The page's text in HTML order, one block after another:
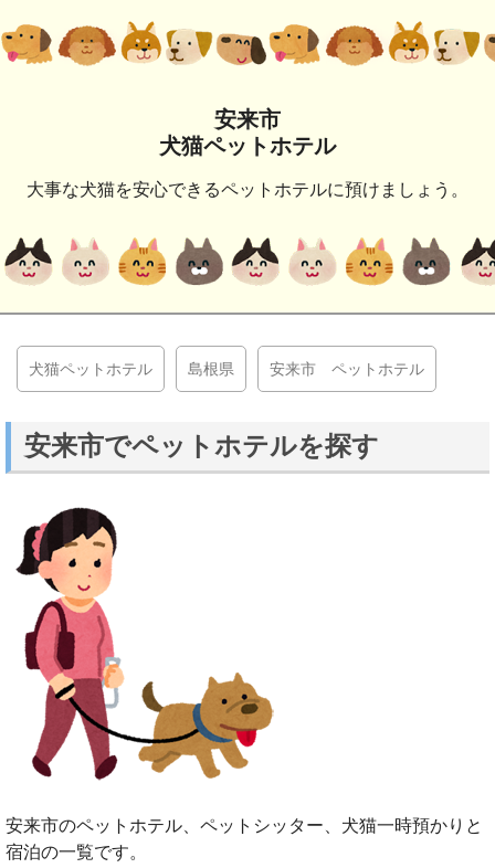
安来市
犬猫ペットホテル
大事な犬猫を安心できるペットホテルに預けましょう。
犬猫ペットホテル 島根県 安来市 ペットホテル
安来市でペットホテルを探す
安来市のペットホテル、ペットシッター、犬猫一時預かりと
宿泊の一覧です。